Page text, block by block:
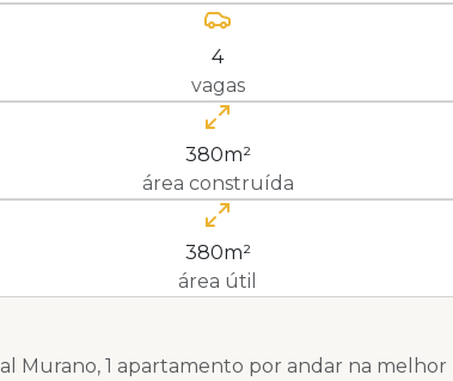
4
vagas
380m²
área construída
380m²
área útil
Murano, 1 apartamento por andar na